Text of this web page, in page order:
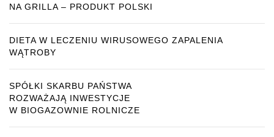
NA GRILLA – PRODUKT POLSKI
DIETA W LECZENIU WIRUSOWEGO ZAPALENIA
WĄTROBY
SPÓŁKI SKARBU PAŃSTWA
ROZWAŻAJĄ INWESTYCJE
W BIOGAZOWNIE ROLNICZE